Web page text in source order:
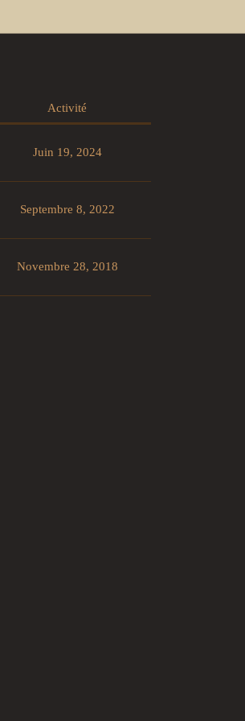
Activité
Juin 19, 2024
Septembre 8, 2022
Novembre 28, 2018